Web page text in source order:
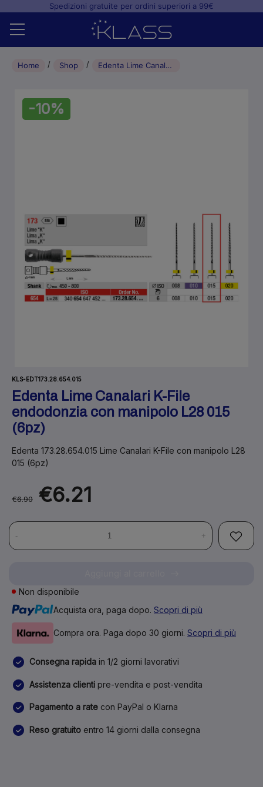
Spedizioni gratuite per ordini superiori a 99€
Home
Studio odontoiatrico
Home Shop Edenta Lime Canalari K-File endodonzia con manipolo L28 015 (6pz)
-10%
KLS-EDT173.28.654.015
Edenta Lime Canalari K-File
endodonzia con manipolo L28 015
(6pz)
Edenta 173.28.654.015 Lime Canalari K-File con manipolo L28
015 (6pz)
€6.90 €6.21
- +
Non disponibile
Acquista ora, paga dopo. Scopri di più
Compra ora. Paga dopo 30 giorni. Scopri di più
Consegna rapida in 1/2 giorni lavorativi
Assistenza clienti pre-vendita e post-vendita
Pagamento a rate con PayPal o Klarna
Reso gratuito entro 14 giorni dalla consegna